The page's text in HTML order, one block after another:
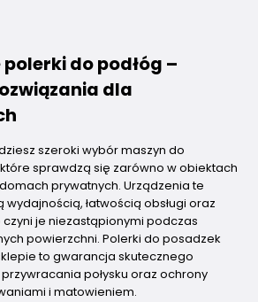
do podłóg –
dla
szeroki wybór maszyn do
sprawdzą się zarówno w obiektach
prywatnych. Urządzenia te
łatwością obsługi oraz
czyni je niezastąpionymi podczas
powierzchni. Polerki do posadzek
to gwarancja skutecznego
połysku oraz ochrony
i matowieniem.